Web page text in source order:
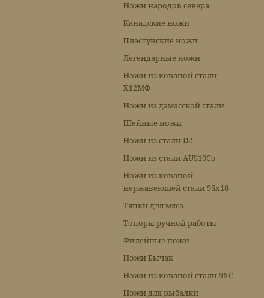
Ножи народов севера
Канадские ножи
Пластунские ножи
Легендарные ножи
Ножи из кованой стали
Х12МФ
Ножи из дамасской стали
Шейные ножи
Ножи из стали D2
Ножи из стали AUS10Co
Ножи из кованой
нержавеющей стали 95х18
Тяпки для мяса
Топоры ручной работы
Филейные ножи
Ножи Бычак
Ножи из кованой стали 9ХС
Ножи для рыбалки